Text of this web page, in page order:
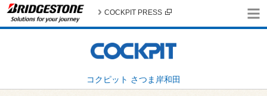
コクピット さつま岸和田
COCKPIT PRESS